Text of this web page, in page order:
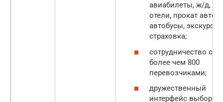
авиабилеты, ж/д,
отели, прокат авто,
автобусы,
страховка;
сотрудничество с
более чем 800
перевозчиками;
дружественный
интерфейс выбора и